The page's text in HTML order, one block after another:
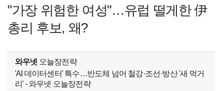
"가장 위험한 여성"…유럽 떨게한 伊
총리 후보, 왜?
와우넷 오늘장전략
'AI 데이터센터' 특수…반도체 넘어 철강·조선·방산 '새 먹거
리' - 와우넷 오늘장전략